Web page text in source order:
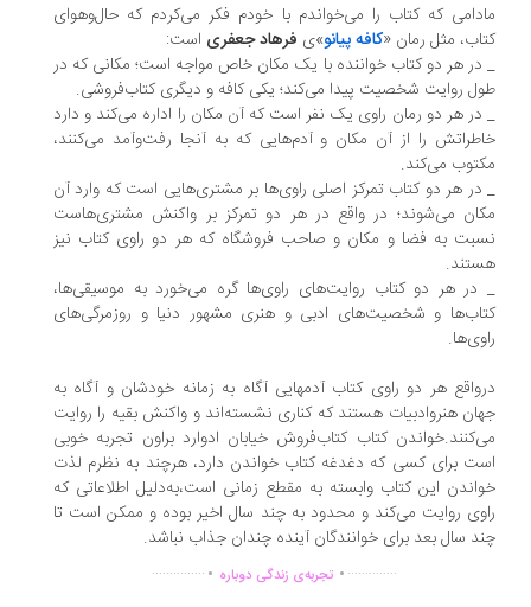
که کتاب را می‌خواندم با خودم فکر می‌کردم که حال‌وهوای
مثل رمان « کافه پیانو»یفرهاد جعفریاست:
هر دو کتاب خواننده با یک مکان خاص مواجه است؛ مکانی که در
روایت شخصیت پیدا می‌کند؛ یکی کافه و دیگری کتاب‌فروشی.
هر دو رمان راوی یک نفر است که آن مکان را اداره می‌کند و دارد
را از آن مکان و آدم‌هایی که به آنجا رفت‌وآمد می‌کنند،
می‌کند.
هر دو کتاب تمرکز اصلی راوی‌ها بر مشتری‌هایی است که وارد آن
می‌شوند؛ در واقع در هر دو تمرکز بر واکنش مشتری‌هاست
به فضا و مکان و صاحب فروشگاه که هر دو راوی کتاب نیز
هر دو کتاب روایت‌های راوی‌ها گره می‌خورد به موسیقی‌ها،
و شخصیت‌های ادبی و هنری مشهور دنیا و روزمرگی‌های
درواقع هر دو راوی کتاب آدم‎هایی آگاه به زمانه خودشان و آگاه به
هنروادبیات هستند که کناری نشسته‌اند و واکنش بقیه را روایت
کتاب کتاب‌فروش خیابان ادوارد براون تجربه خوبی
برای کسی که دغدغه کتاب خواندن دارد، هرچند به نظرم لذت
این کتاب وابسته به مقطع زمانی است،به‌دلیل اطلاعاتی که
روایت می‌کند و محدود به چند سال اخیر بوده و ممکن است تا
سال بعد برای خوانندگان آینده چندان جذاب نباشد.
................تجربه‌ی زندگی دوباره ...............